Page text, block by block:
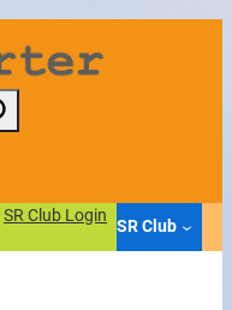
SR Club Login
SR Club